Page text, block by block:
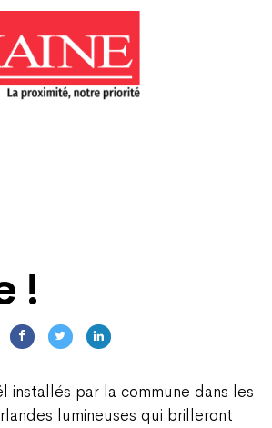
!
installés par la commune dans les
lumineuses qui brilleront